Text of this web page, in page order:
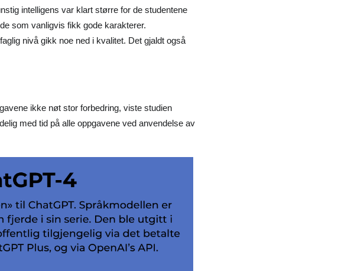
intelligens var klart større for de studentene
som vanligvis fikk gode karakterer.
nivå gikk noe ned i kvalitet. Det gjaldt også
ikke nøt stor forbedring, viste studien
med tid på alle oppgavene ved anvendelse av